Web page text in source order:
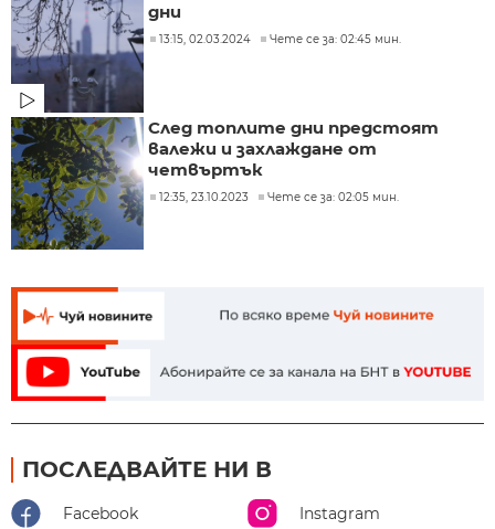
дни
13:15, 02.03.2024 Чете се за: 02:45 мин.
След топлите дни предстоят
валежи и захлаждане от
четвъртък
12:35, 23.10.2023 Чете се за: 02:05 мин.
ПОСЛЕДВАЙТЕ НИ В
Facebook Instagram